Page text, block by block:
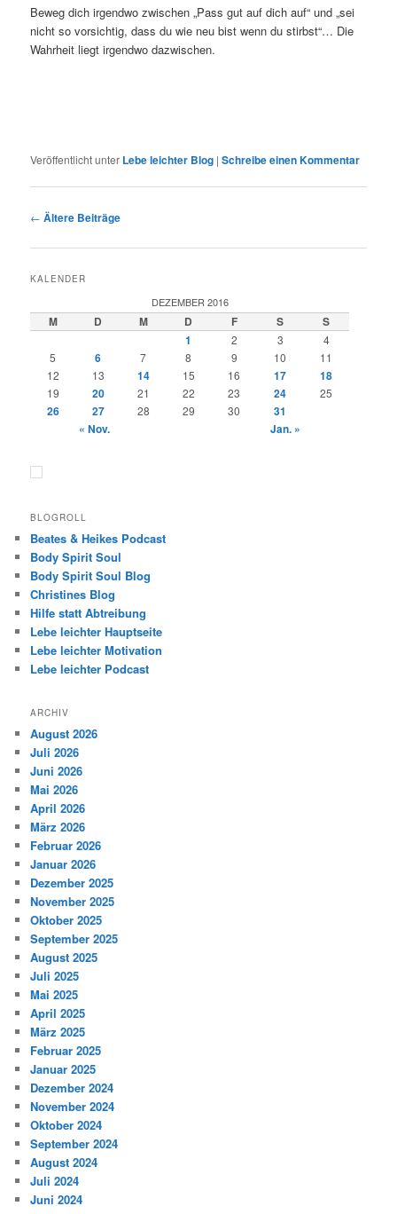
Beweg dich irgendwo zwischen „Pass gut auf dich auf“ und „sei
nicht so vorsichtig, dass du wie neu bist wenn du stirbst“… Die
Wahrheit liegt irgendwo dazwischen.
Veröffentlicht unter Lebe leichter Blog |Schreibe einen Kommentar
Beitragsnavigation
← Ältere Beiträge
KALENDER
DEZEMBER 2016
M D M D F S
S
1
2 3
4
5
6 7 8 9 10
11
12
13 14 15 16 17 18
19 20 21 22 23 24 25
26 27 28 29 30
31
« Nov.
Jan. »
BLOGROLL
Beates & Heikes Podcast
Body Spirit Soul
Body Spirit Soul Blog
Christines Blog
Hilfe statt Abtreibung
Lebe leichter Hauptseite
Lebe leichter Motivation
Lebe leichter Podcast
ARCHIV
August 2026
Juli 2026
Juni 2026
Mai 2026
April 2026
März 2026
Februar 2026
Januar 2026
Dezember 2025
November 2025
Oktober 2025
September 2025
August 2025
Juli 2025
Mai 2025
April 2025
März 2025
Februar 2025
Januar 2025
Dezember 2024
November 2024
Oktober 2024
September 2024
August 2024
Juli 2024
Juni 2024